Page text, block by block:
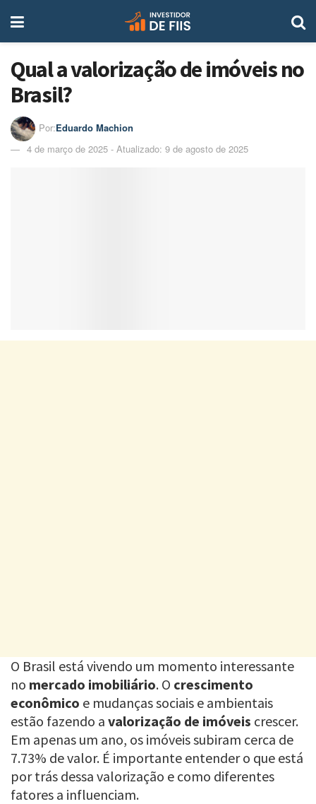
Qual a valorização de imóveis no
Brasil?
Por:Eduardo Machion
4 de março de 2025 - Atualizado: 9 de agosto de 2025
O Brasil está vivendo um momento interessante
no mercado imobiliário. O crescimento
econômico e mudanças sociais e ambientais
estão fazendo a valorização de imóveis crescer.
Em apenas um ano, os imóveis subiram cerca de
7.73% de valor. É importante entender o que está
por trás dessa valorização e como diferentes
fatores a influenciam.